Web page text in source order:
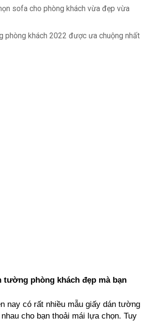
sofa cho phòng khách vừa đẹp vừa
phòng khách 2022 được ưa chuộng nhất
tường phòng khách đẹp mà bạn
nay có rất nhiều mẫu giấy dán tường
cho bạn thoải mái lựa chọn. Tuy